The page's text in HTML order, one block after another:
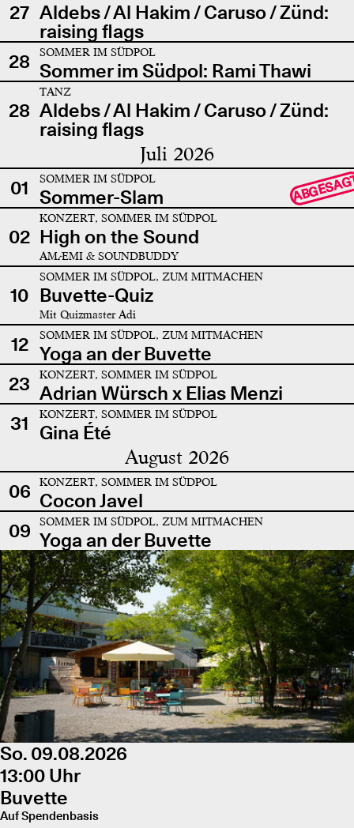
27 Aldebs / Al Hakim / Caruso / Zünd:
raising flags
28
SOMMER IM SÜDPOL
Sommer im Südpol: Rami Thawi
28
TANZ
Aldebs / Al Hakim / Caruso / Zünd:
raising flags
Juli 2026
01 SOMMER IM SÜDPOL
Sommer-Slam
02
KONZERT, SOMMER IM SÜDPOL
High on the Sound
AMÆMI & SOUNDBUDDY
10
SOMMER IM SÜDPOL, ZUM MITMACHEN
Buvette-Quiz
Mit Quizmaster Adi
12 SOMMER IM SÜDPOL, ZUM MITMACHEN
Yoga an der Buvette
23
KONZERT, SOMMER IM SÜDPOL
Adrian Würsch x Elias Menzi
31
KONZERT, SOMMER IM SÜDPOL
Gina Été
August 2026
06 KONZERT, SOMMER IM SÜDPOL
Cocon Javel
09
SOMMER IM SÜDPOL, ZUM MITMACHEN
Yoga an der Buvette
So. 09.08.2026
13:00 Uhr
Buvette
Auf Spendenbasis